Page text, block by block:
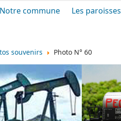
Notre commune Les paroisses
souvenirs Photo N° 60